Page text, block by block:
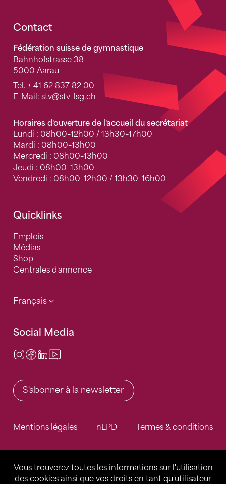
Vous trouverez toutes les informations sur l'utilisation
des cookies ainsi que vos droits en tant qu'utilisateur
Fusszeile
Contact
Fédération suisse de gymnastique
Bahnhofstrasse 38
5000 Aarau
Tel. + 41 62 837 82 00
E-Mail: stv@stv-fsg.ch
Horaires d'ouverture de l'accueil du secrétariat
Lundi : 08h00–12h00 / 13h30–17h00
Mardi : 08h00–13h00
Mercredi : 08h00–13h00
Jeudi : 08h00–13h00
Vendredi : 08h00–12h00 / 13h30–16h00
Quicklinks
Emplois
Médias
Shop
Centrales d'annonce
Français
Social Media
Instagram
Facebook
LinkedIn
S'abonner à la newsletter
Mentions légales nLPD Termes & conditions